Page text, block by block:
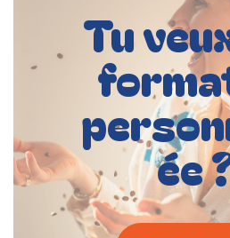
Tu
ée